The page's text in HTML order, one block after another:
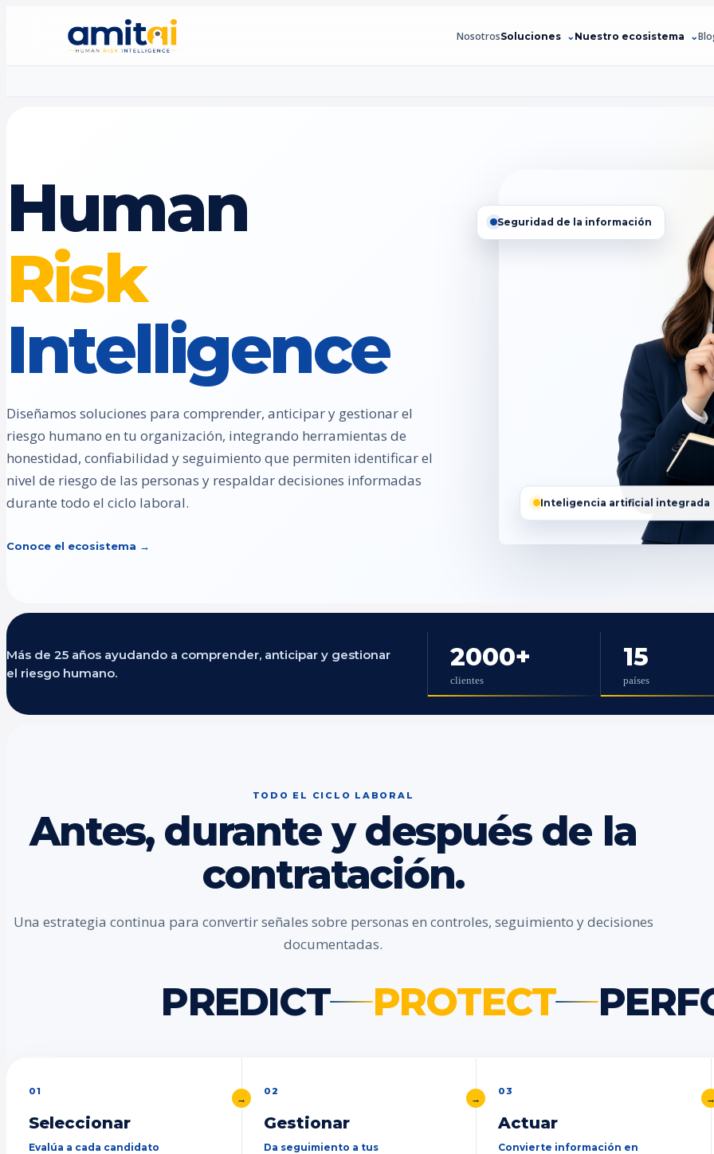
NosotrosSoluciones Nuestro ecosistema
Human
Risk
Intelligence
Diseñamos soluciones para comprender, anticipar y gestionar el
riesgo humano en tu organización, integrando herramientas de
honestidad, confiabilidad y seguimiento que permiten identificar el
nivel de riesgo de las personas y respaldar decisiones informadas
durante todo el ciclo laboral.
Conoce el ecosistema →
Seguridad de la información
Inteligencia artificial integrada
Más de 25 años ayudando a comprender, anticipar y gestionar
el riesgo humano.
2000+
clientes
15
países
TODO EL CICLO LABORAL
Antes, durante y después de la
contratación.
Una estrategia continua para convertir señales sobre personas en controles, seguimiento y decisiones
documentadas.
PREDICT PROTECT
01
Seleccionar
Evalúa a cada candidato
02
Gestionar
Da seguimiento a tus
03
Actuar
Convierte información en